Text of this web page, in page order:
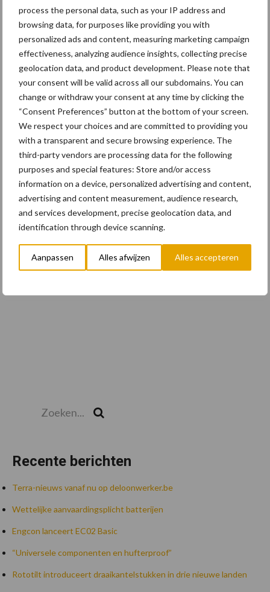
process the personal data, such as your IP address and
browsing data, for purposes like providing you with
personalized ads and content, measuring marketing campaign
effectiveness, analyzing audience insights, collecting precise
geolocation data, and product development. Please note that
your consent will be valid across all our subdomains. You can
change or withdraw your consent at any time by clicking the
“Consent Preferences” button at the bottom of your screen.
We respect your choices and are committed to providing you
with a transparent and secure browsing experience. The
third-party vendors are processing data for the following
purposes and special features: Store and/or access
information on a device, personalized advertising and content,
advertising and content measurement, audience research,
and services development, precise geolocation data, and
identification through device scanning.
Aanpassen Alles afwijzen Alles accepteren
"Universele componenten en
hufterproof"
10 dec
Rototilt introduceert
draaikantelstukken in drie nieuwe
landen
Toon meer
Recente berichten
Terra-nieuws vanaf nu op deloonwerker.be
Wettelijke aanvaardingsplicht batterijen
Engcon lanceert EC02 Basic
“Universele componenten en hufterproof”
Rototilt introduceert draaikantelstukken in drie nieuwe landen